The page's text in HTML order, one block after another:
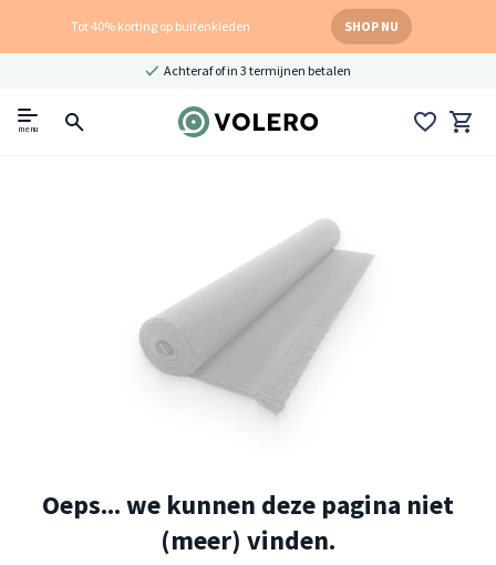
Tot 40% korting op buitenkleden SHOP NU
Achteraf of in 3 termijnen betalen
menu
Oeps... we kunnen deze pagina niet
(meer) vinden.